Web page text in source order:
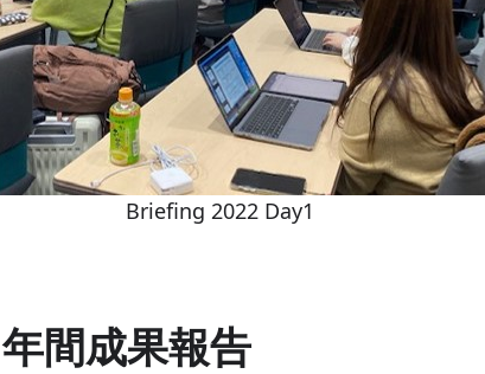
Briefing 2022 Day1
間成果報告